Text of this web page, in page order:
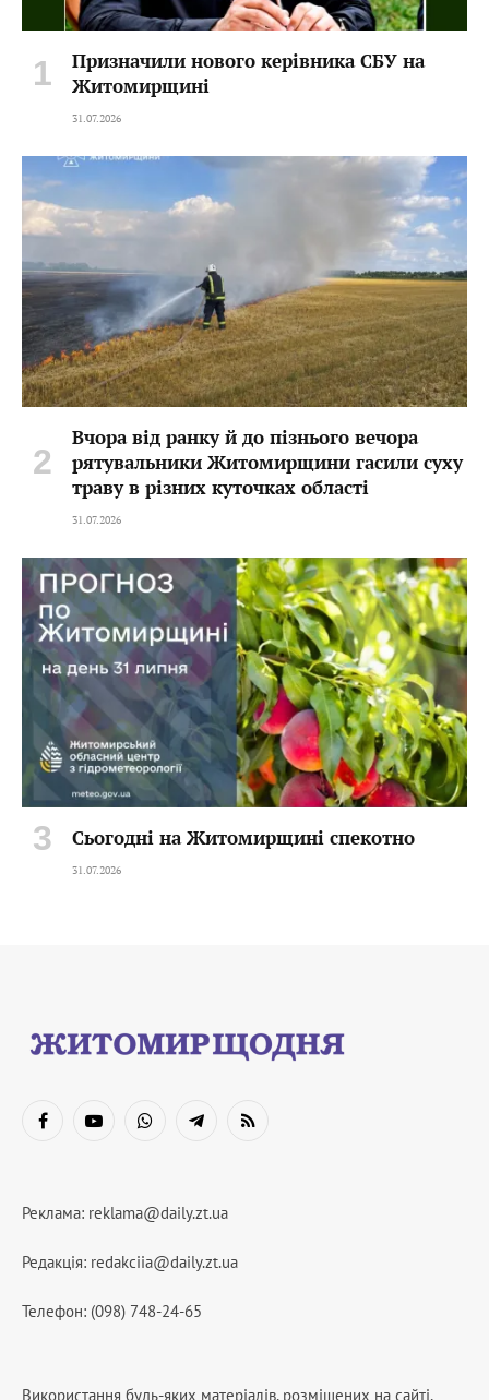
Призначили нового керівника СБУ на
Житомирщині
31.07.2026
Вчора від ранку й до пізнього вечора
рятувальники Житомирщини гасили суху
траву в різних куточках області
31.07.2026
Сьогодні на Житомирщині спекотно
31.07.2026
FacebookYouTubeWhatsAppTelegramRSS
Реклама: reklama@daily.zt.ua
Редакція: redakciia@daily.zt.ua
Телефон: (098) 748-24-65
Використання будь-яких матеріалів, розміщених на сайті,